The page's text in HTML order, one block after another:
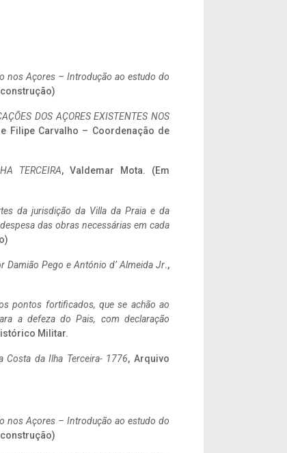
nos Açores – Introdução ao estudo do
DOS AÇORES EXISTENTES NOS
Filipe Carvalho – Coordenação de
TERCEIRA, Valdemar Mota. (Em
da jurisdição da Villa da Praia e da
das obras necessárias em cada
Damião Pego e António d’ Almeida Jr.,
pontos fortificados, que se achão ao
a defeza do Pais, com declaração
Militar.
Costa da Ilha Terceira- 1776, Arquivo
nos Açores – Introdução ao estudo do